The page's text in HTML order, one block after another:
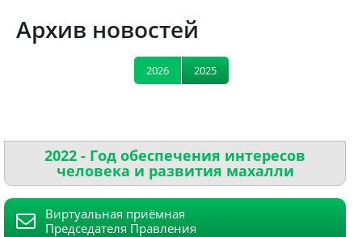
Архив новостей
2026 2025
2022 - Год обеспечения интересов
человека и развития махалли
Виртуальная приёмная
Председателя Правления